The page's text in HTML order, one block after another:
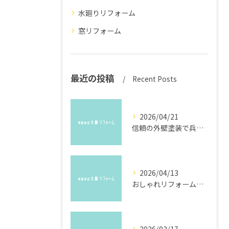
水廻りリフォーム
窓リフォーム
最近の投稿 Recent Posts
2026/04/21
信頼の外壁塗装で兵庫県川西市の住まいを守る安心業者選びと品質向上の秘訣
2026/04/13
おしゃれリフォーム事例で叶える兵庫県川西市のエレガント空間づくり入門